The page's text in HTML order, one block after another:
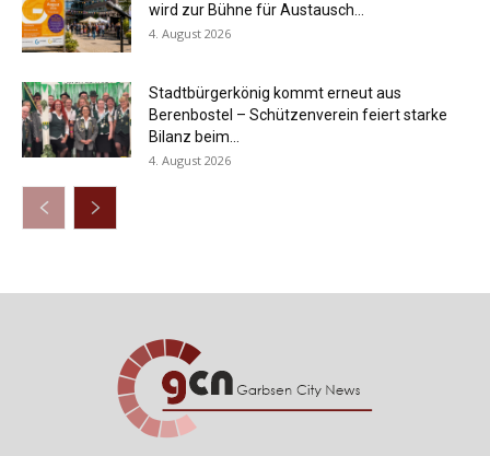
wird zur Bühne für Austausch...
4. August 2026
Stadtbürgerkönig kommt erneut aus
Berenbostel – Schützenverein feiert starke
Bilanz beim...
4. August 2026